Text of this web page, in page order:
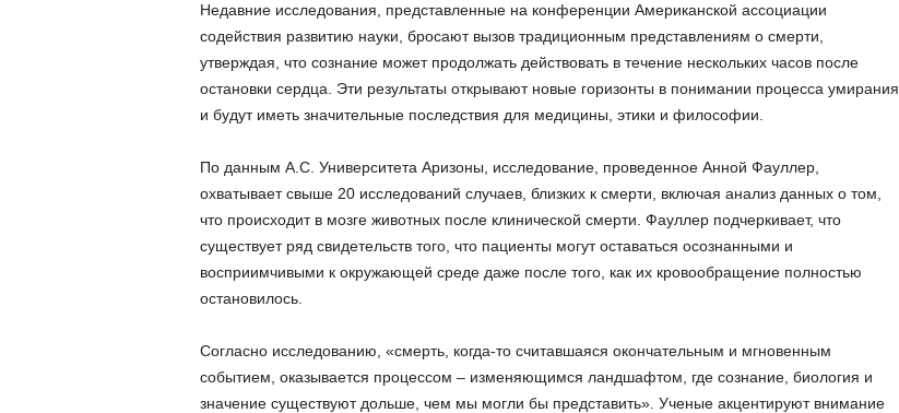
Недавние исследования, представленные на конференции Американской ассоциации
содействия развитию науки, бросают вызов традиционным представлениям о смерти,
утверждая, что сознание может продолжать действовать в течение нескольких часов после
остановки сердца. Эти результаты открывают новые горизонты в понимании процесса умирания
и будут иметь значительные последствия для медицины, этики и философии.
По данным А.С. Университета Аризоны, исследование, проведенное Анной Фауллер,
охватывает свыше 20 исследований случаев, близких к смерти, включая анализ данных о том,
что происходит в мозге животных после клинической смерти. Фауллер подчеркивает, что
существует ряд свидетельств того, что пациенты могут оставаться осознанными и
восприимчивыми к окружающей среде даже после того, как их кровообращение полностью
остановилось.
Согласно исследованию, «смерть, когда-то считавшаяся окончательным и мгновенным
событием, оказывается процессом – изменяющимся ландшафтом, где сознание, биология и
значение существуют дольше, чем мы могли бы представить». Ученые акцентируют внимание